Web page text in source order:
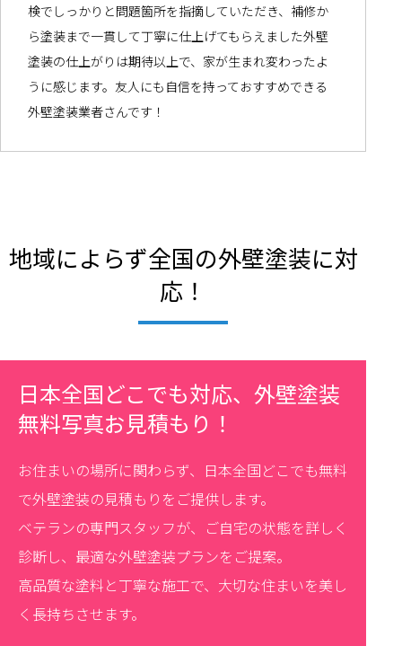
検でしっかりと問題箇所を指摘していただき、補修か
ら塗装まで一貫して丁寧に仕上げてもらえました外壁
塗装の仕上がりは期待以上で、家が生まれ変わったよ
うに感じます。友人にも自信を持っておすすめできる
外壁塗装業者さんです！
地域によらず全国の外壁塗装に対
応！
日本全国どこでも対応、外壁塗装
無料写真お見積もり！
お住まいの場所に関わらず、日本全国どこでも無料
で外壁塗装の見積もりをご提供します。
ベテランの専門スタッフが、ご自宅の状態を詳しく
診断し、最適な外壁塗装プランをご提案。
高品質な塗料と丁寧な施工で、大切な住まいを美し
く長持ちさせます。